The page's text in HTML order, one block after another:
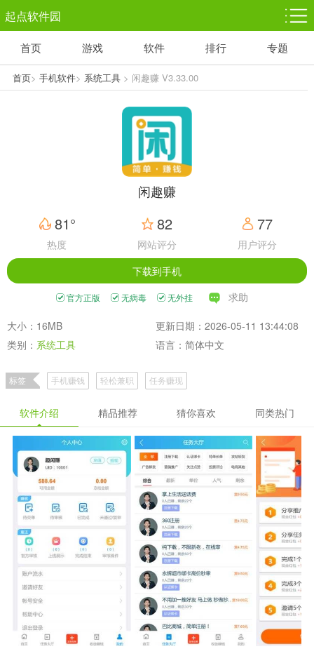
起点软件园
塔防游戏
1千+款游戏
休闲益智
1万+款游戏
体育竞技
5百+款游戏
赛车竞速
3百+款游戏
首页 游戏 软件 排行 专题
首页> 手机软件> 系统工具> 闲趣赚 V3.33.00
闲趣赚
81°
热度
82
网站评分
77
用户评分
下载到手机
官方正版 无病毒 无外挂 求助
大小：16MB
更新日期：2026-05-11 13:44:08
类别： 系统工具 语言：简体中文
标签 手机赚钱 轻松兼职 任务赚现
软件介绍 精品推荐 猜你喜欢 同类热门